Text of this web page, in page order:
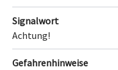
Signalwort
Achtung!
Gefahrenhinweise